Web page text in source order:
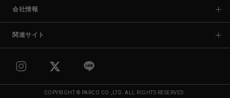
会社情報
関連サイト
COPYRIGHT © PARCO CO.,LTD. ALL RIGHTS RESERVED.